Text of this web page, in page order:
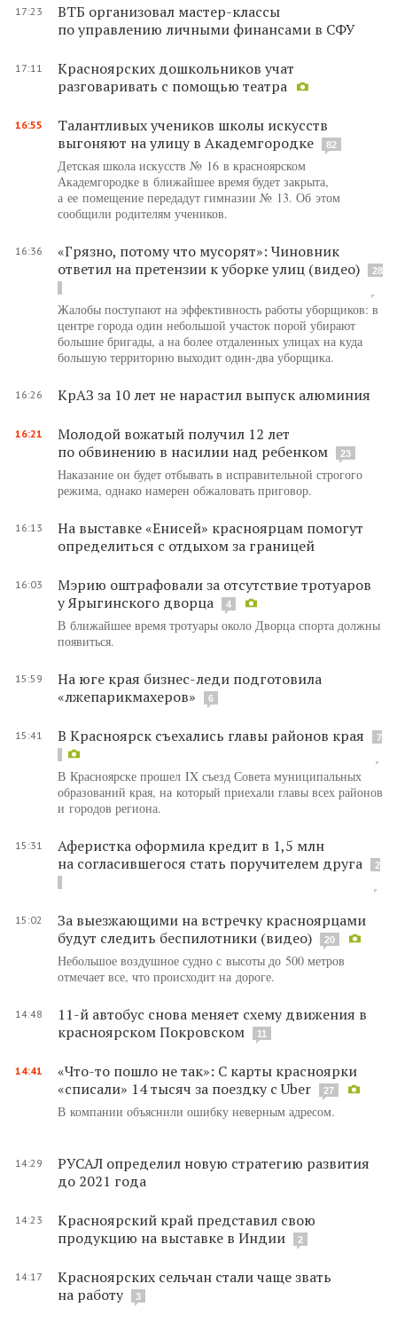
17:23
ВТБ организовал мастер-классы
по управлению личными финансами в СФУ
17:11
Красноярских дошкольников учат
разговаривать с помощью театра
16:55
Талантливых учеников школы искусств
выгоняют на улицу в Академгородке
82
Детская школа искусств № 16 в красноярском
Академгородке в ближайшее время будет закрыта,
а ее помещение передадут гимназии № 13. Об этом
сообщили родителям учеников.
16:36
«Грязно, потому что мусорят»: Чиновник
ответил на претензии к уборке улиц (видео)
28
Жалобы поступают на эффективность работы уборщиков: в
центре города один небольшой участок порой убирают
большие бригады, а на более отдаленных улицах на куда
большую территорию выходит один-два уборщика.
16:26 КрАЗ за 10 лет не нарастил выпуск алюминия
16:21
Молодой вожатый получил 12 лет
по обвинению в насилии над ребенком
23
Наказание он будет отбывать в исправительной строгого
режима, однако намерен обжаловать приговор.
16:13
На выставке «Енисей» красноярцам помогут
определиться с отдыхом за границей
16:03
Мэрию оштрафовали за отсутствие тротуаров
у Ярыгинского дворца
4
В ближайшее время тротуары около Дворца спорта должны
появиться.
15:59
На юге края бизнес-леди подготовила
«лжепарикмахеров»
6
15:41 В Красноярск съехались главы районов края 7
В Красноярске прошел IX съезд Совета муниципальных
образований края, на который приехали главы всех районов
и городов региона.
15:31
Аферистка оформила кредит в 1,5 млн
на согласившегося стать поручителем друга
2
15:02
За выезжающими на встречку красноярцами
будут следить беспилотники (видео)
20
Небольшое воздушное судно с высоты до 500 метров
отмечает все, что происходит на дороге.
14:48
11-й автобус снова меняет схему движения в
красноярском Покровском
11
14:41
«Что-то пошло не так»: С карты красноярки
«списали» 14 тысяч за поездку с Uber
27
В компании объяснили ошибку неверным адресом.
14:29
РУСАЛ определил новую стратегию развития
до 2021 года
14:23
Красноярский край представил свою
продукцию на выставке в Индии
2
14:17
Красноярских сельчан стали чаще звать
на работу
3